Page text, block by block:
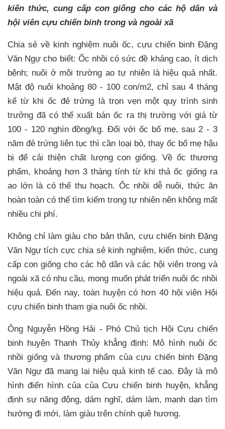
kiến thức, cung cấp con giống cho các hộ dân và
hội viên cựu chiến binh trong và ngoài xã
Chia sẻ về kinh nghiệm nuôi ốc, cựu chiến binh Đặng
Văn Ngự cho biết: Ốc nhồi có sức đề kháng cao, ít dịch
bệnh; nuôi ở môi trường ao tự nhiên là hiệu quả nhất.
Mật độ nuôi khoảng 80 - 100 con/m2, chỉ sau 4 tháng
kể từ khi ốc đẻ trứng là trọn vẹn một quy trình sinh
trưởng đã có thể xuất bán ốc ra thị trường với giá từ
100 - 120 nghìn đồng/kg. Đối với ốc bố mẹ, sau 2 - 3
năm đẻ trứng liên tục thì cần loại bỏ, thay ốc bố mẹ hậu
bị để cải thiện chất lượng con giống. Về ốc thương
phẩm, khoảng hơn 3 tháng tính từ khi thả ốc giống ra
ao lớn là có thể thu hoạch. Ốc nhồi dễ nuôi, thức ăn
hoàn toàn có thể tìm kiếm trong tự nhiên nên không mất
nhiều chi phí.
Không chỉ làm giàu cho bản thân, cựu chiến binh Đặng
Văn Ngự tích cực chia sẻ kinh nghiệm, kiến thức, cung
cấp con giống cho các hộ dân và các hội viên trong và
ngoài xã có nhu cầu, mong muốn phát triển nuôi ốc nhồi
hiệu quả. Đến nay, toàn huyện có hơn 40 hội viên Hội
cựu chiến binh tham gia nuôi ốc nhồi.
Ông Nguyễn Hồng Hải - Phó Chủ tịch Hội Cựu chiến
binh huyện Thanh Thủy khẳng định: Mô hình nuôi ốc
nhồi giống và thương phẩm của cựu chiến binh Đặng
Văn Ngự đã mang lại hiệu quả kinh tế cao. Đây là mô
hình điển hình của của Cựu chiến binh huyện, khẳng
định sự năng động, dám nghĩ, dám làm, mạnh dạn tìm
hướng đi mới, làm giàu trên chính quê hương.